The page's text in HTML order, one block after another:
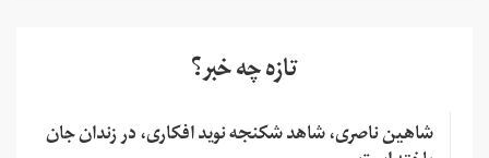
تازه چه خبر؟
شاهین ناصری، شاهد شکنجه نوید افکاری، در زندان جان